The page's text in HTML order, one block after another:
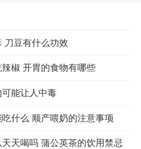
刀豆有什么功效
椒 开胃的食物有哪些
能让人中毒
什么 顺产喂奶的注意事项
天喝吗 蒲公英茶的饮用禁忌